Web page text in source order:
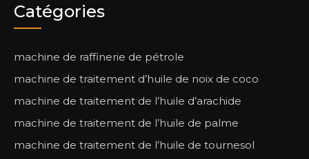
Catégories
machine de raffinerie de pétrole
machine de traitement d’huile de noix de coco
machine de traitement de l’huile d’arachide
machine de traitement de l’huile de palme
machine de traitement de l’huile de tournesol